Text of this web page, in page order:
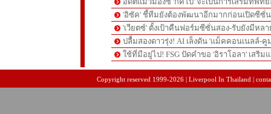
'อิซัค' ชี้ทีมยังต้องพัฒนาอีกมากก่อนเปิดซีซั่
'เวียตซ์' ตั้งเป้าคืนฟอร์มซีซั่นสอง-รับยังมีหล
ปลื้มสองดาวรุ่ง! AI เล็งดัน 'แม็คคอนเนลล์-
ใช้ที่มีอยู่ไป! FSG ปัดคำขอ 'อิราโอลา' เสริม
Copyright reserved 1999-2026 | Liverpool In Thailand |